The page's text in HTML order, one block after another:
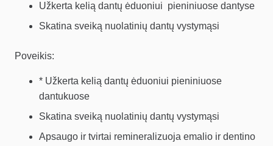
Užkerta kelią dantų ėduoniui pieniniuose dantyse
Skatina sveiką nuolatinių dantų vystymąsi
Poveikis:
* Užkerta kelią dantų ėduoniui pieniniuose
dantukuose
Skatina sveiką nuolatinių dantų vystymąsi
Apsaugo ir tvirtai remineralizuoja emalio ir dentino